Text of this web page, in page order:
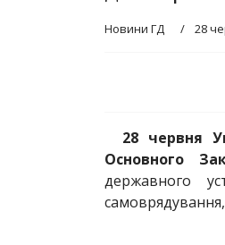
Новини ГД 28
28 червня
Основного
державного